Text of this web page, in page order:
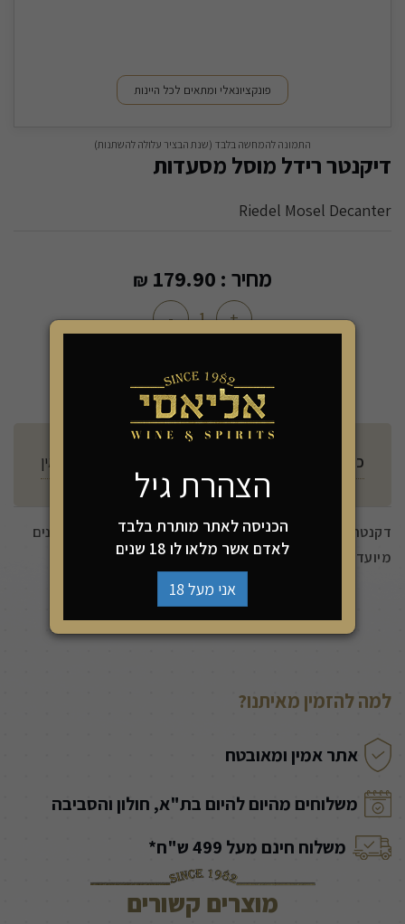
פונקציונאלי ומתאים לכל היינות
התמונה להמחשה בלבד (שנת הבציר עלולה להשתנות)
דיקנטר רידל מוסל מסעדות
Riedel Mosel Decanter
מחיר : 179.90
₪
+
-
כשרות אין
דקנטר פונקציונאלי ונגיש - אשר יתאים ליינות צעירים ומיושנים
מיועד לבקבוק אחד.
למה להזמין מאיתנו?
אתר אמין ומאובטח
משלוחים מהיום להיום בת"א, חולון והסביבה
משלוח חינם מעל 499 ש"ח*
מוצרים קשורים
הצהרת גיל
הכניסה לאתר מותרת בלבד
לאדם אשר מלאו לו 18 שנים
אני מעל 18